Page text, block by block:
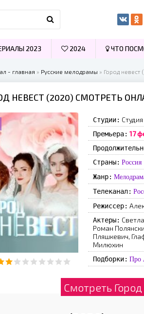
- главная » Русские мелодрамы » Город невест
НЕВЕСТ (2020) СМОТРЕТЬ
Студии:
Премьера: 17
Страны: Россия
Жанр:
Телеканал:
Режиссер:
Актеры:
Роман
Пляшкевич,
Милюхин
Подборки: Про
Смотреть
2023 2024 ЧТО